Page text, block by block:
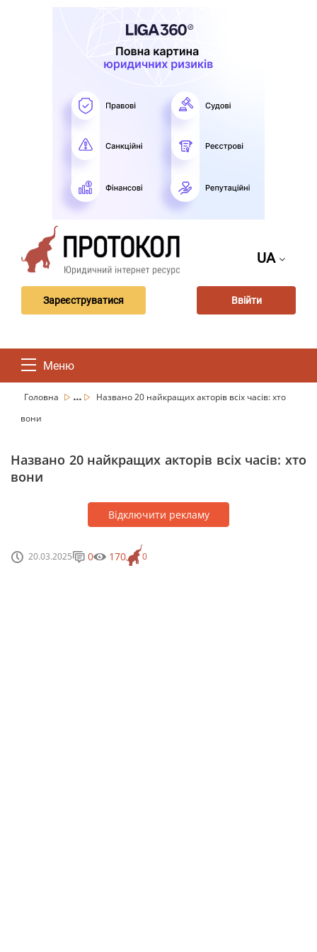
UA
Зареєструватися Ввійти
Меню
Головна ...
Названо 20 найкращих акторів всіх часів: хто
вони
Названо 20 найкращих акторів всіх часів: хто
вони
Відключити рекламу
20.03.2025 0
0 170